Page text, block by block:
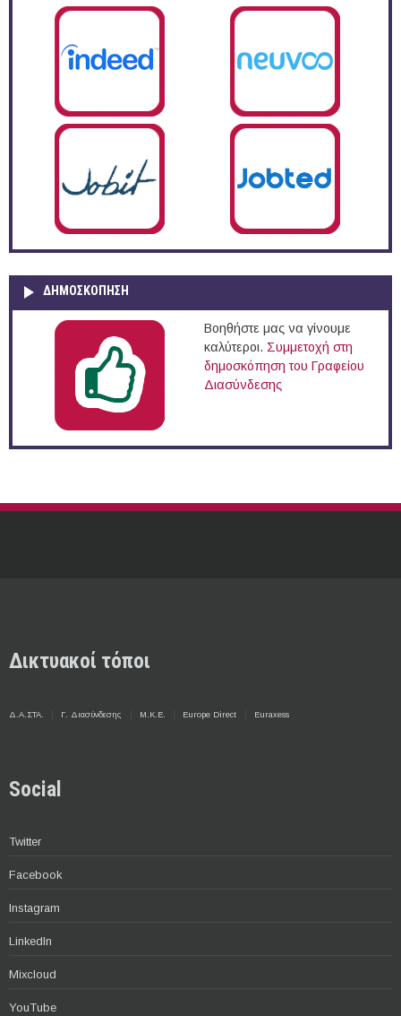
ΔΗΜΟΣΚΌΠΗΣΗ
Βοηθήστε μας να γίνουμε
καλύτεροι. Συμμετοχή στη
δημοσκόπηση του Γραφείου
Διασύνδεσης
Δικτυακοί τόποι
Δ.Α.ΣΤΑ. Γ. Διασύνδεσης Μ.Κ.Ε. Europe Direct Euraxess
Social
Twitter
Facebook
Instagram
LinkedIn
Mixcloud
YouTube